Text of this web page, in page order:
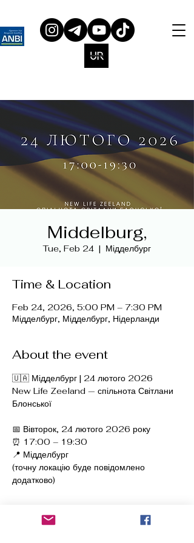
Middelburg,
Tue, Feb 24
  |
Мідделбург
Time & Location
Feb 24, 2026, 5:00 PM – 7:30 PM
Мідделбург, Мідделбург, Нідерланди
About the event
🇺🇦 Мідделбург | 24 лютого 2026
New Life Zeeland — спільнота Світлани
Блонської
📅 Вівторок, 24 лютого 2026 року
⏰ 17:00 – 19:30
📍 Мідделбург
(точну локацію буде повідомлено
додатково)
Show More